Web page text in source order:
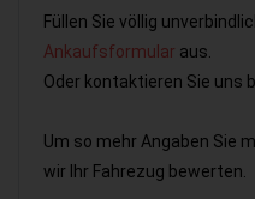
Füllen Sie völlig
Ankaufsformular aus.
Oder kontaktieren Sie uns
Um so mehr Angaben Sie
wir Ihr Fahrezug bewerten.